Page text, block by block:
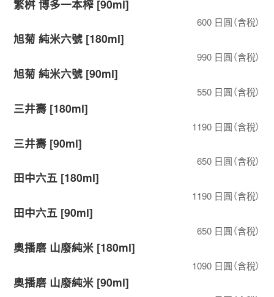
繁桝 博多一本榨 [90ml]
600 日圓（含稅）
旭菊 純米六號 [180ml]
990 日圓（含稅）
旭菊 純米六號 [90ml]
550 日圓（含稅）
三井壽 [180ml]
1190 日圓（含稅）
三井壽 [90ml]
650 日圓（含稅）
田中六五 [180ml]
1190 日圓（含稅）
田中六五 [90ml]
650 日圓（含稅）
奧播磨 山廢純米 [180ml]
1090 日圓（含稅）
奧播磨 山廢純米 [90ml]